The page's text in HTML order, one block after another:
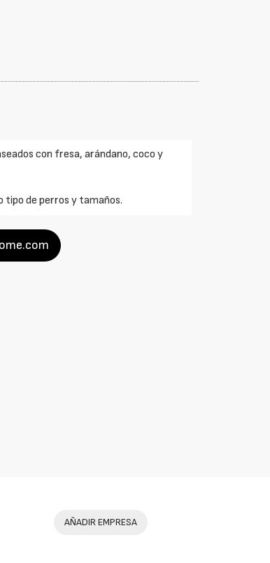
con fresa, arándano, coco y
tipo de perros y tamaños.
AÑADIR EMPRESA